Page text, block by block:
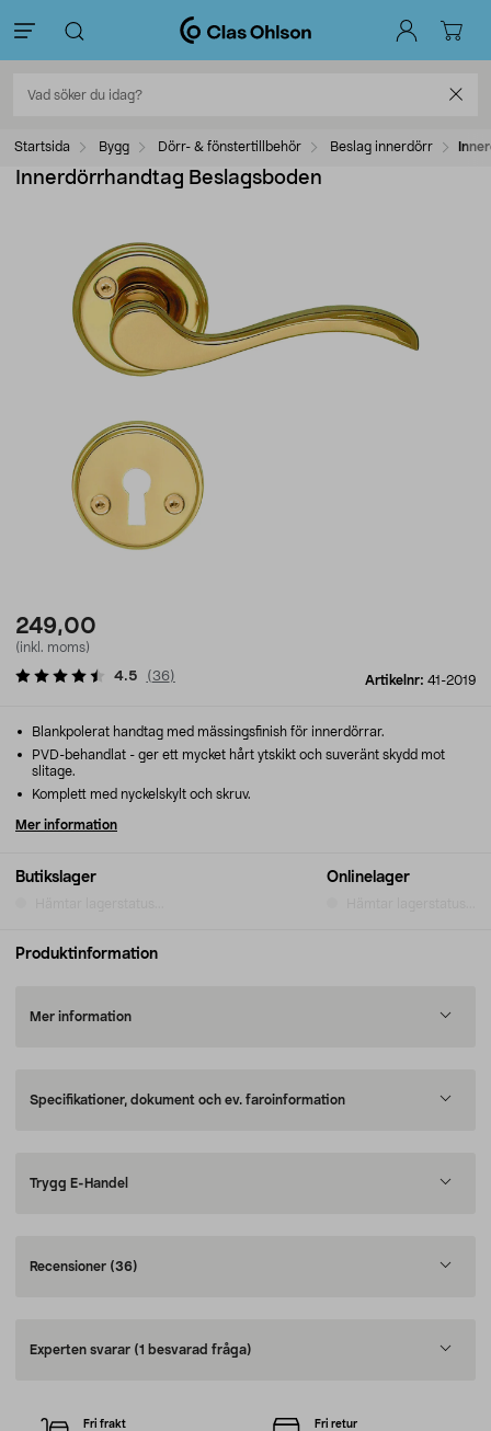
Startsida Bygg Dörr- & fönstertillbehör Beslag innerdörr
Innerdörrhandtag Beslagsboden
249,00
(inkl. moms)
Artikelnr: 41-2019
4.5 (36)
Butikslager Onlinelager
Blankpolerat handtag med mässingsfinish för innerdörrar.
PVD-behandlat - ger ett mycket hårt ytskikt och suveränt skydd mot
slitage.
Komplett med nyckelskylt och skruv.
Mer information
Produktinformation
Mer information
Specifikationer, dokument och ev. faroinformation
Trygg E-Handel
Recensioner (36)
Experten svarar (1 besvarad fråga)
Fri frakt Fri retur